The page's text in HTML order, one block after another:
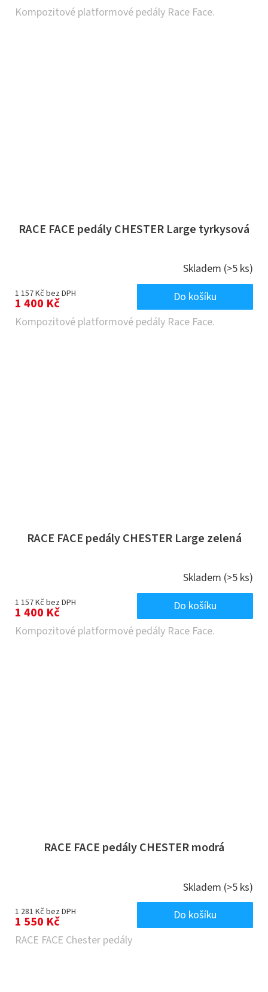
Kompozitové platformové pedály Race Face.
RACE FACE pedály CHESTER Large tyrkysová
Skladem (>5 ks)
1 157 Kč bez DPH
1 400 Kč
Do košíku
Kompozitové platformové pedály Race Face.
RACE FACE pedály CHESTER Large zelená
Skladem (>5 ks)
1 157 Kč bez DPH
1 400 Kč
Do košíku
Kompozitové platformové pedály Race Face.
RACE FACE pedály CHESTER modrá
Skladem (>5 ks)
1 281 Kč bez DPH
1 550 Kč
Do košíku
RACE FACE Chester pedály